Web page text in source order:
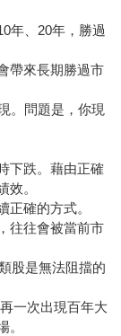
年、20年，勝過
帶來長期勝過市
。問題是，你現
下跌。藉由正確
效。
確的方式。
往往會被當前市
股是無法阻擋的
一次出現百年大
。